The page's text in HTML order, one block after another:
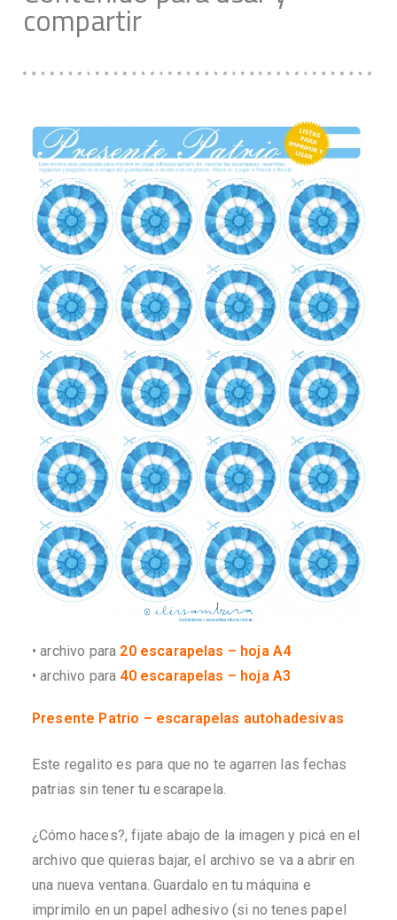
compartir
• archivo para 20 escarapelas – hoja A4
• archivo para 40 escarapelas – hoja A3
Presente Patrio – escarapelas autohadesivas
Este regalito es para que no te agarren las fechas
patrias sin tener tu escarapela.
¿Cómo haces?, fijate abajo de la imagen y picá en el
archivo que quieras bajar, el archivo se va a abrir en
una nueva ventana. Guardalo en tu máquina e
imprimilo en un papel adhesivo (si no tenes papel